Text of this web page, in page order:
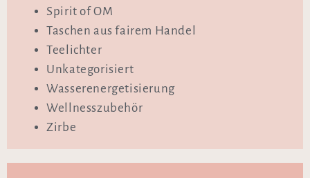
Spirit of OM
Taschen aus fairem Handel
Teelichter
Unkategorisiert
Wasserenergetisierung
Wellnesszubehör
Zirbe